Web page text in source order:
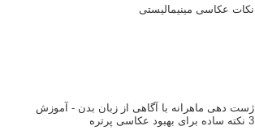
نکات عکاسی مینیمالیستی
ژست دهی ماهرانه با آگاهی از زبان بدن - آموزش
3 نکته ساده برای بهبود عکاسی پرتره